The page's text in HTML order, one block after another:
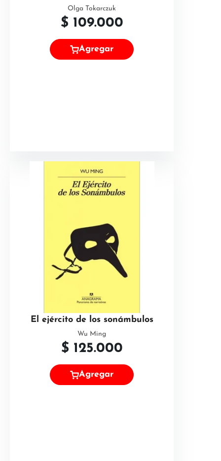
Olga Tokarczuk
$ 109.000
Agregar
El ejército de los sonámbulos
Wu Ming
$ 125.000
Agregar